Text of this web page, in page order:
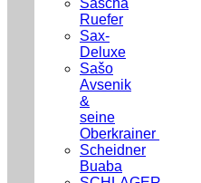
Sascha
Ruefer
Sax-
Deluxe
Sašo
Avsenik
&
seine
Oberkrainer
Scheidner
Buaba